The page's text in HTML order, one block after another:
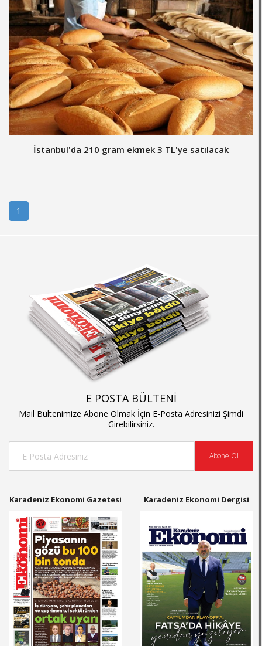
İstanbul'da 210 gram ekmek 3 TL'ye satılacak
1
E POSTA BÜLTENİ
Mail Bültenimize Abone Olmak İçin E-Posta Adresinizi Şimdi
Girebilirsiniz.
Abone Ol
Karadeniz Ekonomi Gazetesi Karadeniz Ekonomi Dergisi